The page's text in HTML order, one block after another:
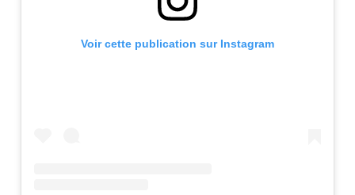
Voir cette publication sur Instagram